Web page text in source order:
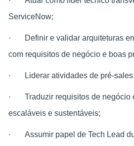
ServiceNow;
·
Definir e validar arquiteturas
com requisitos de negócio e boas
· Liderar atividades de pré‑sales;
·
Traduzir requisitos de negócio
escaláveis e sustentáveis;
·
Assumir papel de Tech Lead